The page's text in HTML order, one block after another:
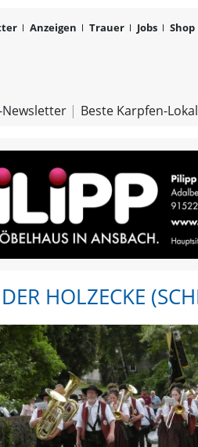
Anzeigen Trauer Jobs Shop
Newsletter Beste Karpfen-
HOLZECKE